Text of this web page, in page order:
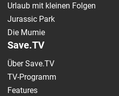
Urlaub mit kleinen Folgen
Jurassic Park
Die Mumie
Save.TV
Über Save.TV
TV-Programm
Features